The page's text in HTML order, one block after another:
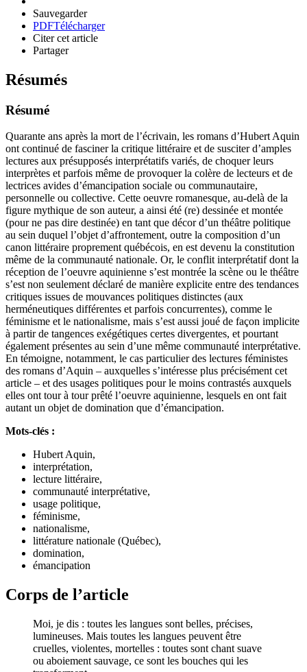
Sauvegarder
PDFTélécharger
Citer cet article
Partager
Résumés
Résumé
Quarante ans après la mort de l’écrivain, les romans d’Hubert Aquin
ont continué de fasciner la critique littéraire et de susciter d’amples
lectures aux présupposés interprétatifs variés, de choquer leurs
interprètes et parfois même de provoquer la colère de lecteurs et de
lectrices avides d’émancipation sociale ou communautaire,
personnelle ou collective. Cette oeuvre romanesque, au-delà de la
figure mythique de son auteur, a ainsi été (re) dessinée et montée
(pour ne pas dire destinée) en tant que décor d’un théâtre politique
au sein duquel l’objet d’affrontement, outre la composition d’un
canon littéraire proprement québécois, en est devenu la constitution
même de la communauté nationale. Or, le conflit interprétatif dont la
réception de l’oeuvre aquinienne s’est montrée la scène ou le théâtre
s’est non seulement déclaré de manière explicite entre des tendances
critiques issues de mouvances politiques distinctes (aux
herméneutiques différentes et parfois concurrentes), comme le
féminisme et le nationalisme, mais s’est aussi joué de façon implicite
à partir de tangences exégétiques certes divergentes, et pourtant
également présentes au sein d’une même communauté interprétative.
En témoigne, notamment, le cas particulier des lectures féministes
des romans d’Aquin – auxquelles s’intéresse plus précisément cet
article – et des usages politiques pour le moins contrastés auxquels
elles ont tour à tour prêté l’oeuvre aquinienne, lesquels en ont fait
autant un objet de domination que d’émancipation.
Mots-clés :
Hubert Aquin,
interprétation,
lecture littéraire,
communauté interprétative,
usage politique,
féminisme,
nationalisme,
littérature nationale (Québec),
domination,
émancipation
Corps de l’article
Moi, je dis : toutes les langues sont belles, précises,
lumineuses. Mais toutes les langues peuvent être
cruelles, violentes, mortelles : toutes sont chant suave
ou aboiement sauvage, ce sont les bouches qui les